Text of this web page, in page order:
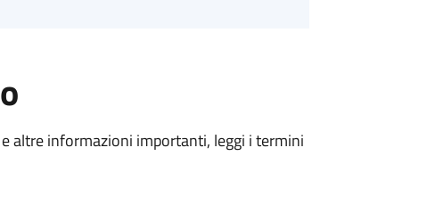
altre informazioni importanti, leggi i termini